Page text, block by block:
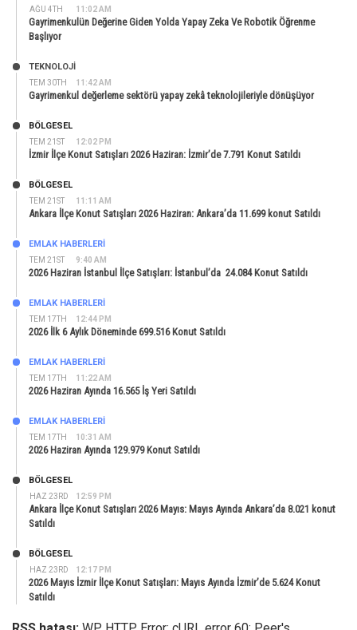
AĞU 4TH 11:02 AM
Gayrimenkulün Değerine Giden Yolda Yapay Zeka Ve Robotik Öğrenme
Başlıyor
TEM 30TH 11:42 AM
TEKNOLOJİ
Gayrimenkul değerleme sektörü yapay zekâ teknolojileriyle dönüşüyor
TEM 21ST 12:02 PM
BÖLGESEL
İzmir İlçe Konut Satışları 2026 Haziran: İzmir’de 7.791 Konut Satıldı
TEM 21ST 11:11 AM
BÖLGESEL
Ankara İlçe Konut Satışları 2026 Haziran: Ankara’da 11.699 konut Satıldı
TEM 21ST 9:40 AM
EMLAK HABERLERI
2026 Haziran İstanbul İlçe Satışları: İstanbul’da 24.084 Konut Satıldı
TEM 17TH 12:44 PM
EMLAK HABERLERI
2026 İlk 6 Aylık Döneminde 699.516 Konut Satıldı
TEM 17TH 11:22 AM
EMLAK HABERLERI
2026 Haziran Ayında 16.565 İş Yeri Satıldı
TEM 17TH 10:31 AM
EMLAK HABERLERI
2026 Haziran Ayında 129.979 Konut Satıldı
HAZ 23RD 12:59 PM
BÖLGESEL
Ankara İlçe Konut Satışları 2026 Mayıs: Mayıs Ayında Ankara’da 8.021 konut
Satıldı
HAZ 23RD 12:17 PM
BÖLGESEL
2026 Mayıs İzmir İlçe Konut Satışları: Mayıs Ayında İzmir’de 5.624 Konut
Satıldı